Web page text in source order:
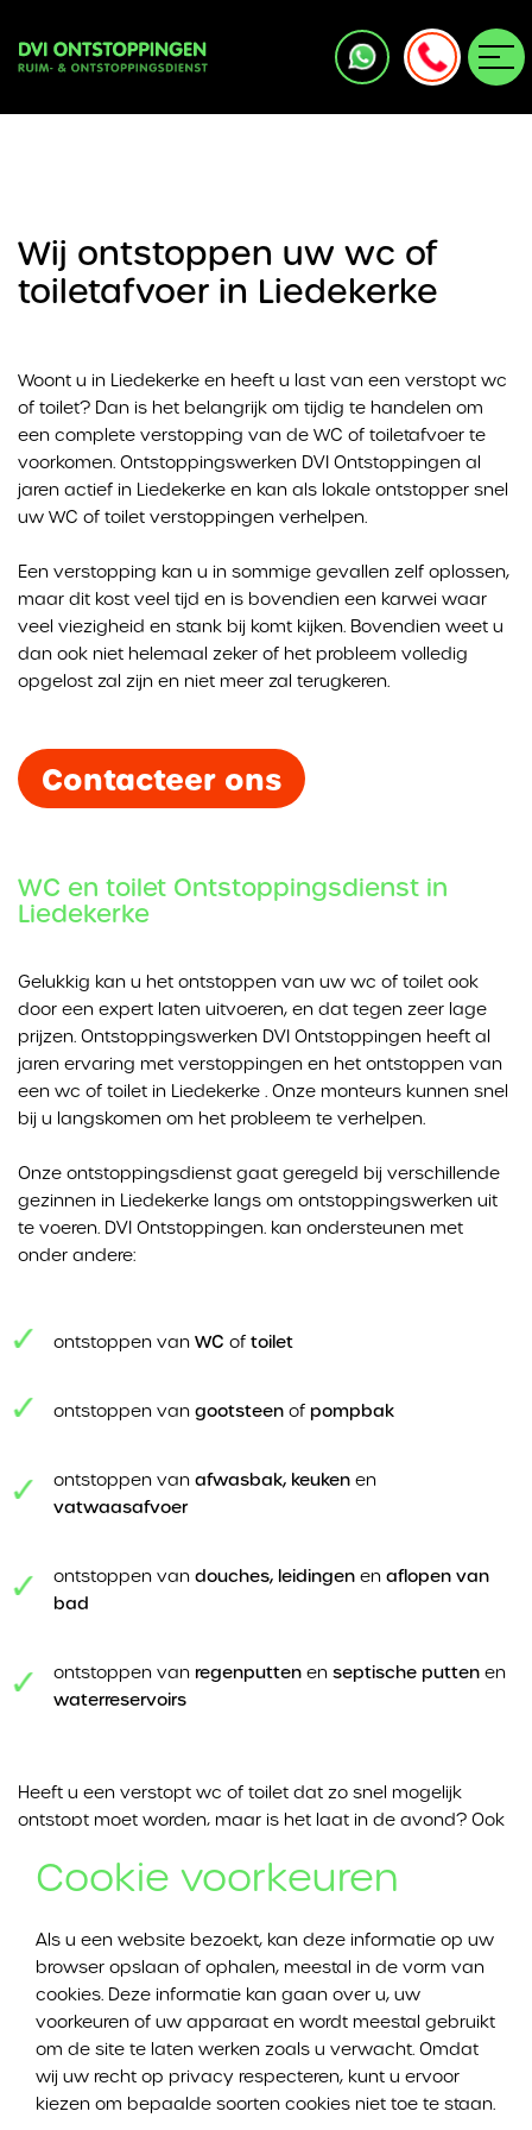
Wij ontstoppen uw wc of
toiletafvoer in Liedekerke
Woont u in Liedekerke en heeft u last van een verstopt wc
of toilet? Dan is het belangrijk om tijdig te handelen om
een complete verstopping van de WC of toiletafvoer te
voorkomen. Ontstoppingswerken DVI Ontstoppingen al
jaren actief in Liedekerke en kan als lokale ontstopper snel
uw WC of toilet verstoppingen verhelpen.
Een verstopping kan u in sommige gevallen zelf oplossen,
maar dit kost veel tijd en is bovendien een karwei waar
veel viezigheid en stank bij komt kijken. Bovendien weet u
dan ook niet helemaal zeker of het probleem volledig
opgelost zal zijn en niet meer zal terugkeren.
Contacteer ons
WC en toilet Ontstoppingsdienst in
Liedekerke
Gelukkig kan u het ontstoppen van uw wc of toilet ook
door een expert laten uitvoeren, en dat tegen zeer lage
prijzen. Ontstoppingswerken DVI Ontstoppingen heeft al
jaren ervaring met verstoppingen en het ontstoppen van
een wc of toilet in Liedekerke . Onze monteurs kunnen snel
bij u langskomen om het probleem te verhelpen.
Onze ontstoppingsdienst gaat geregeld bij verschillende
gezinnen in Liedekerke langs om ontstoppingswerken uit
te voeren. DVI Ontstoppingen. kan ondersteunen met
onder andere:
ontstoppen van WC of toilet
ontstoppen van gootsteen of pompbak
ontstoppen van afwasbak, keuken en
vatwaasafvoer
ontstoppen van douches, leidingen en aflopen van
bad
ontstoppen van regenputten en septische putten en
waterreservoirs
Heeft u een verstopt wc of toilet dat zo snel mogelijk
ontstopt moet worden, maar is het laat in de avond? Ook
terecht. Dankzij onze spoeddienst kunnen wij
uitvoeren.
wc of toilet ontstoppen in Liedekerke
Een verstopt wc of toilet is erg vervelend. En het is
belangrijk om zo snel mogelijk te handelen. Een
Cookie voorkeuren
Als u een website bezoekt, kan deze informatie op uw
browser opslaan of ophalen, meestal in de vorm van
cookies. Deze informatie kan gaan over u, uw
voorkeuren of uw apparaat en wordt meestal gebruikt
om de site te laten werken zoals u verwacht. Omdat
wij uw recht op privacy respecteren, kunt u ervoor
kiezen om bepaalde soorten cookies niet toe te staan.